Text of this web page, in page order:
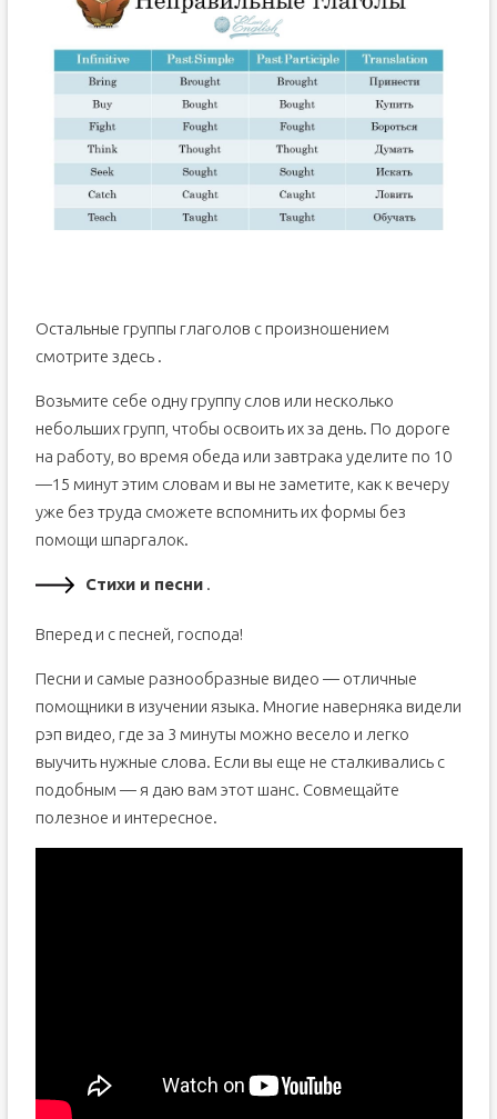
Остальные группы глаголов с произношением
смотрите здесь .
Возьмите себе одну группу слов или несколько
небольших групп, чтобы освоить их за день. По дороге
на работу, во время обеда или завтрака уделите по 10
—15 минут этим словам и вы не заметите, как к вечеру
уже без труда сможете вспомнить их формы без
помощи шпаргалок.
Стихи и песни.
Вперед и с песней, господа!
Песни и самые разнообразные видео — отличные
помощники в изучении языка. Многие наверняка видели
рэп видео, где за 3 минуты можно весело и легко
выучить нужные слова. Если вы еще не сталкивались с
подобным — я даю вам этот шанс. Совмещайте
полезное и интересное.